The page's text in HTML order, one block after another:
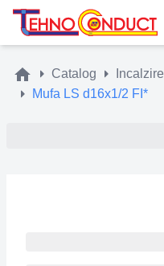
Catalog Incalzire
Mufa LS d16x1/2 FI*